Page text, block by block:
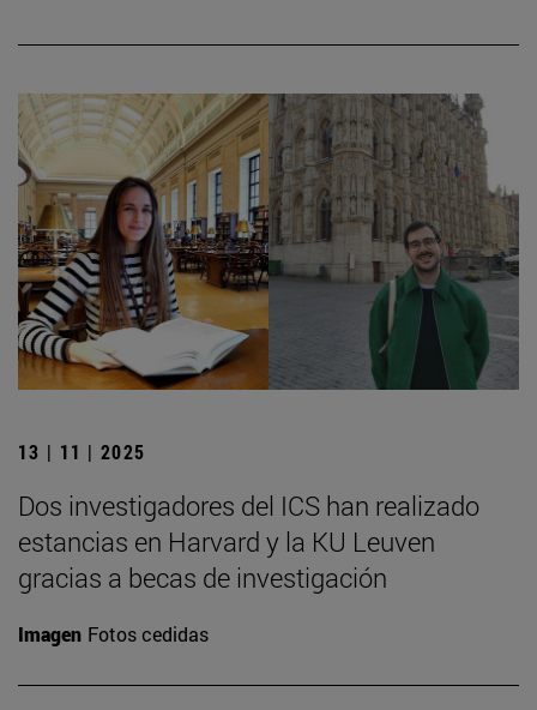
13 | 11 | 2025
Dos investigadores del ICS han realizado
estancias en Harvard y la KU Leuven
gracias a becas de investigación
Imagen Fotos cedidas